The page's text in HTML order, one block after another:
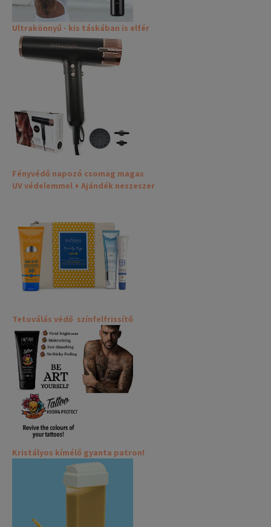
Ultrakönnyű - kis táskában is elfér
Fényvédő napozó csomag magas
UV védelemmel + Ajándék neszeszer
Tetoválás védő színfelfrissítő
Kristályos kímélő gyanta patron!